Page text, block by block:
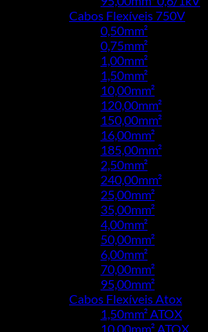
Cabos Flexíveis 750V
0,50mm²
0,75mm²
1,00mm²
1,50mm²
10,00mm²
120,00mm²
150,00mm²
16,00mm²
185,00mm²
2,50mm²
240,00mm²
25,00mm²
35,00mm²
4,00mm²
50,00mm²
6,00mm²
70,00mm²
95,00mm²
Cabos Flexíveis Atox
1,50mm² ATOX
10,00mm² ATOX